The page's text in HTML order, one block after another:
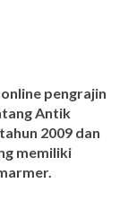
pengrajin
Antik
2009 dan
memiliki